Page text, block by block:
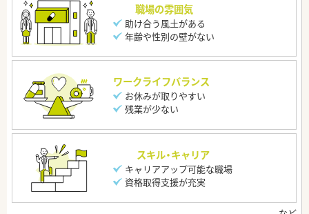
職場の雰囲気
助け合う風土がある
年齢や性別の壁がない
ワークライフバランス
お休みが取りやすい
残業が少ない
スキル・キャリア
キャリアアップ可能な職場
資格取得支援が充実